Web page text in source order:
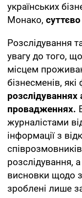
українських
Монако,
Розслідування
увагу до того,
місцем
бізнесменів, які
провадженнях.
журналістами
інформації з
розслідування,
висновки щодо
зроблені лише